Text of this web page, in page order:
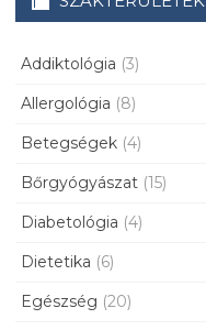
Addiktológia (3)
Allergológia (8)
Betegségek (4)
Bőrgyógyászat (15)
Diabetológia (4)
Dietetika (6)
Egészség (20)